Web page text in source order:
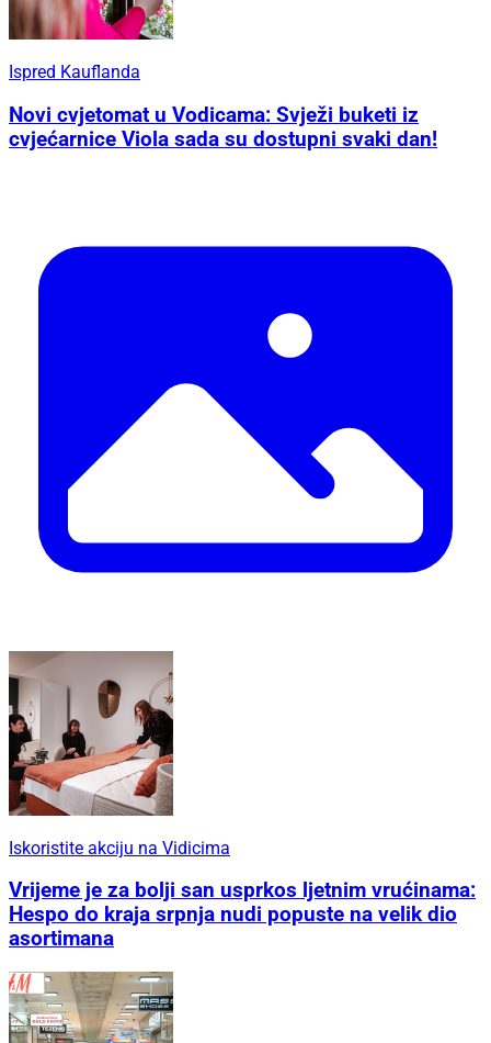
Ispred Kauflanda
Novi cvjetomat u Vodicama: Svježi buketi iz
cvjećarnice Viola sada su dostupni svaki dan!
Iskoristite akciju na Vidicima
Vrijeme je za bolji san usprkos ljetnim vrućinama:
Hespo do kraja srpnja nudi popuste na velik dio
asortimana